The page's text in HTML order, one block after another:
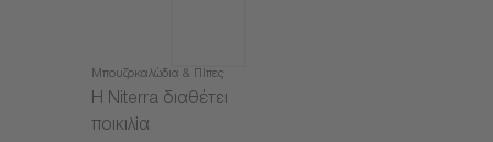
Μπουζοκαλώδια & Πίπες
Η Niterra διαθέτει
ποικιλία